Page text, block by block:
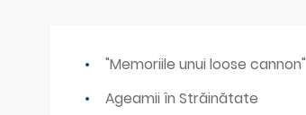
"Memoriile unui loose cannon"
Ageamii în Străinătate